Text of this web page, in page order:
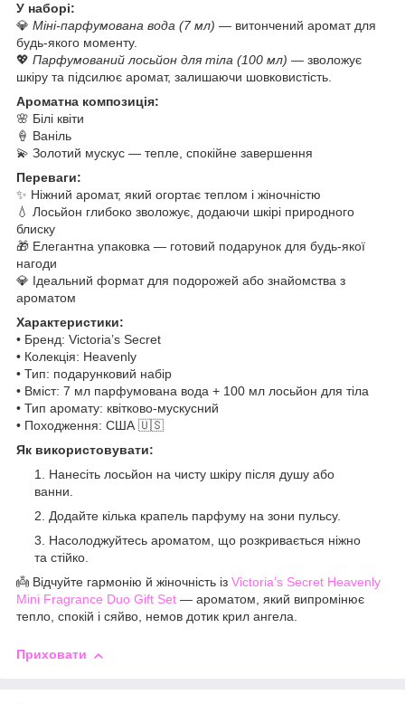
У наборі:
💎 Міні-парфумована вода (7 мл) — витончений аромат для
будь-якого моменту.
💖 Парфумований лосьйон для тіла (100 мл) — зволожує
шкіру та підсилює аромат, залишаючи шовковистість.
Ароматна композиція:
🌸 Білі квіти
🍦 Ваніль
💫 Золотий мускус — тепле, спокійне завершення
Переваги:
✨ Ніжний аромат, який огортає теплом і жіночністю
💧 Лосьйон глибоко зволожує, додаючи шкірі природного
блиску
🎁 Елегантна упаковка — готовий подарунок для будь-якої
нагоди
💎 Ідеальний формат для подорожей або знайомства з
ароматом
Характеристики:
• Бренд: Victoria’s Secret
• Колекція: Heavenly
• Тип: подарунковий набір
• Вміст: 7 мл парфумована вода + 100 мл лосьйон для тіла
• Тип аромату: квітково-мускусний
• Походження: США 🇺🇸
Як використовувати:
Нанесіть лосьйон на чисту шкіру після душу або
ванни.
Додайте кілька крапель парфуму на зони пульсу.
Насолоджуйтесь ароматом, що розкривається ніжно
та стійко.
👼 Відчуйте гармонію й жіночність із Victoria’s Secret Heavenly
Mini Fragrance Duo Gift Set — ароматом, який випромінює
тепло, спокій і сяйво, немов дотик крил ангела.
Приховати